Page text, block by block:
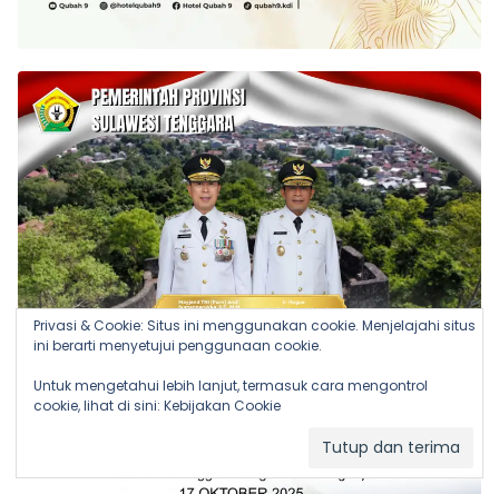
Privasi & Cookie: Situs ini menggunakan cookie. Menjelajahi situs
ini berarti menyetujui penggunaan cookie.
Untuk mengetahui lebih lanjut, termasuk cara mengontrol
cookie, lihat di sini: Kebijakan Cookie